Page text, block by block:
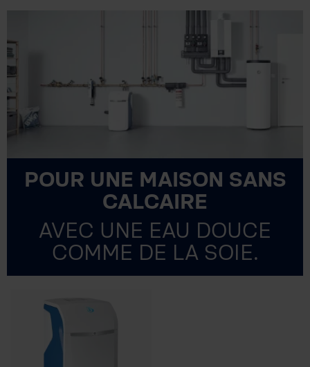
POUR UNE MAISON SANS
CALCAIRE
AVEC UNE EAU DOUCE
COMME DE LA SOIE.